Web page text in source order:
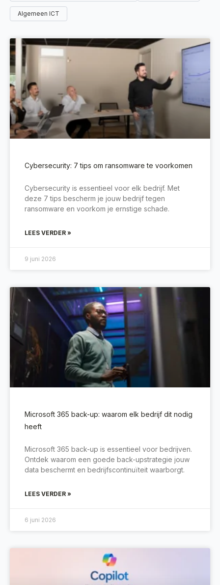
Algemeen ICT
Cybersecurity: 7 tips om ransomware te voorkomen
Cybersecurity is essentieel voor elk bedrijf. Met
deze 7 tips bescherm je jouw bedrijf tegen
ransomware en voorkom je ernstige schade.
LEES VERDER »
9 juni 2026
Microsoft 365 back-up: waarom elk bedrijf dit nodig
heeft
Microsoft 365 back-up is essentieel voor bedrijven.
Ontdek waarom een goede back-upstrategie jouw
data beschermt en bedrijfscontinuïteit waarborgt.
LEES VERDER »
6 juni 2026